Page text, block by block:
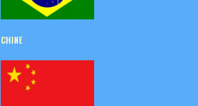
CHINE